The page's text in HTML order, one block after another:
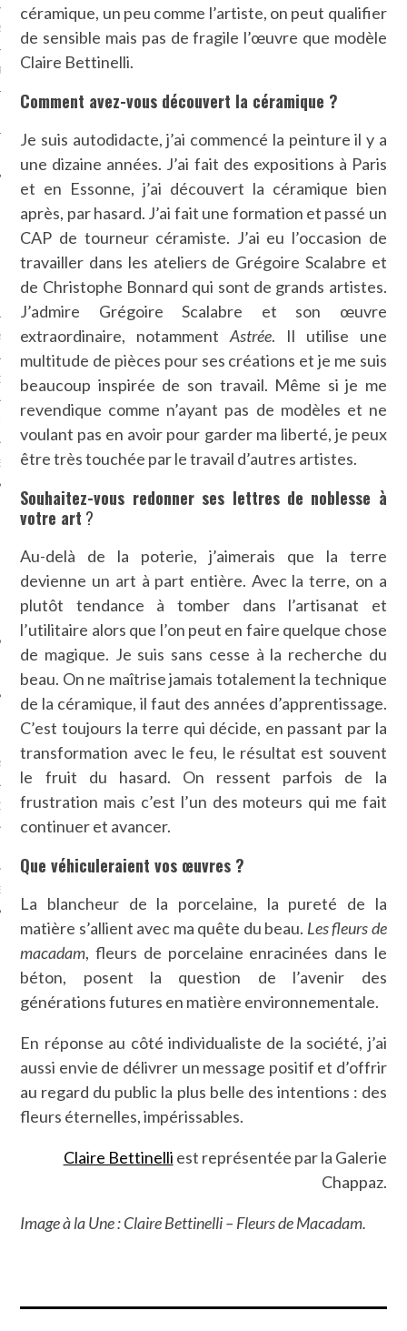
CARAVELLE
PODCAST
SUIVEZ-NOUS
CARAVELLE
CARAVELLE
PODCAST
céramique, un peu comme l’artiste, on peut qualifier
de sensible mais pas de fragile l’œuvre que modèle
Claire Bettinelli.
Comment avez-vous découvert la céramique ?
Je suis autodidacte, j’ai commencé la peinture il y a
une dizaine années. J’ai fait des expositions à Paris
et en Essonne, j’ai découvert la céramique bien
après, par hasard. J’ai fait une formation et passé un
CAP de tourneur céramiste. J’ai eu l’occasion de
travailler dans les ateliers de Grégoire Scalabre et
de Christophe Bonnard qui sont de grands artistes.
J’admire Grégoire Scalabre et son œuvre
extraordinaire, notammentAstrée. Il utilise une
multitude de pièces pour ses créations et je me suis
beaucoup inspirée de son travail. Même si je me
revendique comme n’ayant pas de modèles et ne
voulant pas en avoir pour garder ma liberté, je peux
être très touchée par le travail d’autres artistes.
Souhaitez-vous redonner ses lettres de noblesse à
votre art ?
Au-delà de la poterie, j’aimerais que la terre
devienne un art à part entière. Avec la terre, on a
plutôt tendance à tomber dans l’artisanat et
l’utilitaire alors que l’on peut en faire quelque chose
de magique. Je suis sans cesse à la recherche du
beau. On ne maîtrise jamais totalement la technique
de la céramique, il faut des années d’apprentissage.
C’est toujours la terre qui décide, en passant par la
transformation avec le feu, le résultat est souvent
le fruit du hasard. On ressent parfois de la
frustration mais c’est l’un des moteurs qui me fait
continuer et avancer.
Que véhiculeraient vos œuvres ?
La blancheur de la porcelaine, la pureté de la
matière s’allient avec ma quête du beau. Les fleurs de
macadam, fleurs de porcelaine enracinées dans le
béton, posent la question de l’avenir des
générations futures en matière environnementale.
En réponse au côté individualiste de la société, j’ai
aussi envie de délivrer un message positif et d’offrir
au regard du public la plus belle des intentions : des
fleurs éternelles, impérissables.
Claire Bettinelli est représentée par la Galerie
Chappaz.
Image à la Une : Claire Bettinelli – Fleurs de Macadam.